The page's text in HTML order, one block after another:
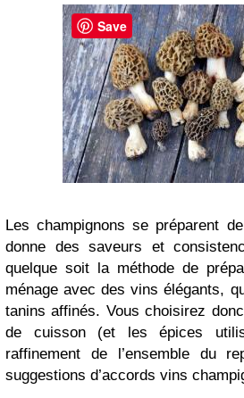
Les champignons se préparent
donne des saveurs et
quelque soit la méthode de
ménage avec des vins élégants,
tanins affinés. Vous choisirez
de cuisson (et les épices
raffinement de l’ensemble du
suggestions d’accords vins
Save